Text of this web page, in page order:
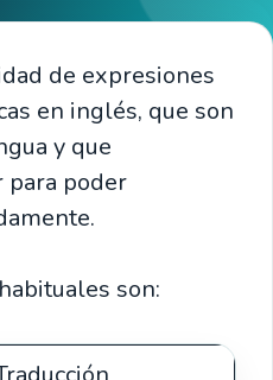
de expresiones
en inglés, que son
y que
para poder
son: